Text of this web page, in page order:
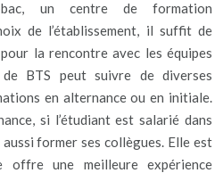
bac, un centre de formation
de l’établissement, il suffit de
la rencontre avec les équipes
de BTS peut suivre de diverses
en alternance ou en initiale.
si l’étudiant est salarié dans
former ses collègues. Elle est
offre une meilleure expérience